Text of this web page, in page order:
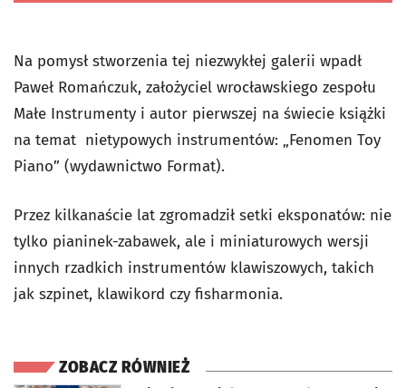
Na pomysł stworzenia tej niezwykłej galerii wpadł
Paweł Romańczuk, założyciel wrocławskiego zespołu
Małe Instrumenty i autor pierwszej na świecie książki
na temat nietypowych instrumentów: „Fenomen Toy
Piano” (wydawnictwo Format).
Przez kilkanaście lat zgromadził setki eksponatów: nie
tylko pianinek-zabawek, ale i miniaturowych wersji
innych rzadkich instrumentów klawiszowych, takich
jak szpinet, klawikord czy fisharmonia.
ZOBACZ RÓWNIEŻ